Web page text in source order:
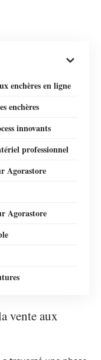
enchères en ligne
enchères
innovants
professionnel
Agorastore
Agorastore
vente aux